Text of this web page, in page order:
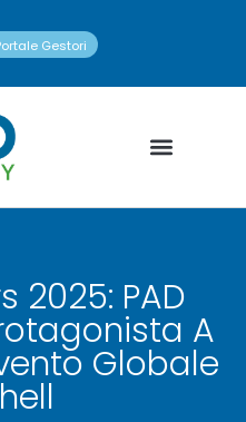
Gestori
2025: PAD
A
Globale